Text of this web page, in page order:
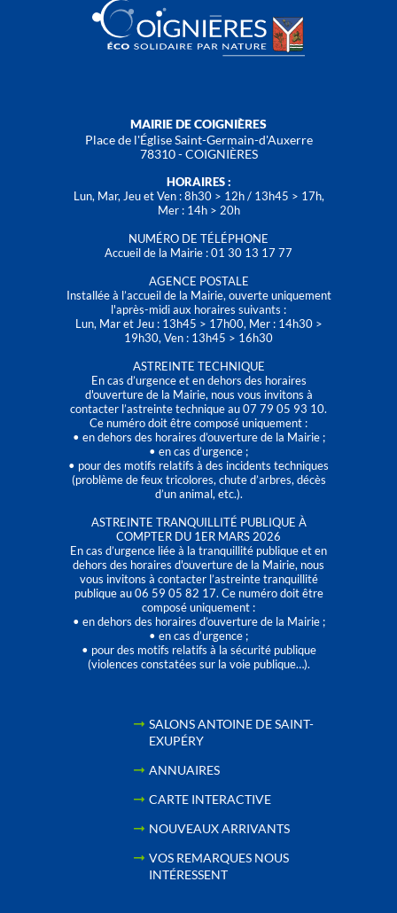
MAIRIE DE COIGNIÈRES
Place de l'Église Saint-Germain-d'Auxerre
78310 - COIGNIÈRES
HORAIRES :
Lun, Mar, Jeu et Ven : 8h30 > 12h / 13h45 > 17h,
Mer : 14h > 20h
NUMÉRO DE TÉLÉPHONE
Accueil de la Mairie : 01 30 13 17 77
AGENCE POSTALE
Installée à l’accueil de la Mairie, ouverte uniquement
l'après-midi aux horaires suivants :
Lun, Mar et Jeu : 13h45 > 17h00, Mer : 14h30 >
19h30, Ven : 13h45 > 16h30
ASTREINTE TECHNIQUE
En cas d’urgence et en dehors des horaires
d'ouverture de la Mairie, nous vous invitons à
contacter l’astreinte technique au 07 79 05 93 10.
Ce numéro doit être composé uniquement :
• en dehors des horaires d’ouverture de la Mairie ;
• en cas d’urgence ;
• pour des motifs relatifs à des incidents techniques
(problème de feux tricolores, chute d’arbres, décès
d’un animal, etc.).
ASTREINTE TRANQUILLITÉ PUBLIQUE À
COMPTER DU 1ER MARS 2026
En cas d’urgence liée à la tranquillité publique et en
dehors des horaires d'ouverture de la Mairie, nous
vous invitons à contacter l’astreinte tranquillité
publique au 06 59 05 82 17. Ce numéro doit être
composé uniquement :
• en dehors des horaires d’ouverture de la Mairie ;
• en cas d’urgence ;
• pour des motifs relatifs à la sécurité publique
(violences constatées sur la voie publique…).
SALONS ANTOINE DE SAINT-
EXUPÉRY
ANNUAIRES
CARTE INTERACTIVE
NOUVEAUX ARRIVANTS
VOS REMARQUES NOUS
INTÉRESSENT